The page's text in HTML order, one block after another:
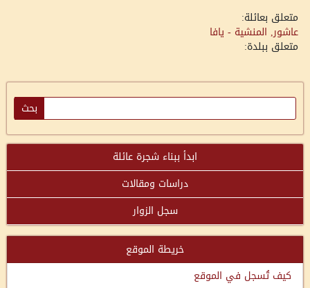
متعلق بعائلة:
عاشور, المنشية - يافا
متعلق ببلدة:
ابدأ ببناء شجرة عائلة
دراسات ومقالات
سجل الزوار
خريطة الموقع
كيف تُسجل في الموقع